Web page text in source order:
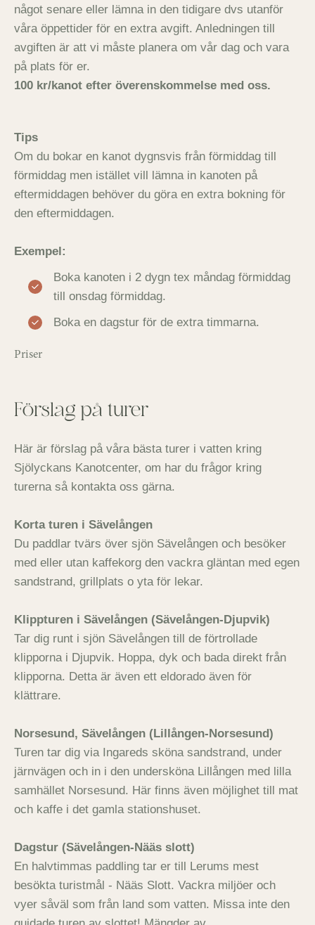
något senare eller lämna in den tidigare dvs utanför
våra öppettider för en extra avgift. Anledningen till
avgiften är att vi måste planera om vår dag och vara
på plats för er.
100 kr/kanot efter överenskommelse med oss.
Tips
Om du bokar en kanot dygnsvis från förmiddag till
förmiddag men istället vill lämna in kanoten på
eftermiddagen behöver du göra en extra bokning för
den eftermiddagen.
Exempel:
Boka kanoten i 2 dygn tex måndag förmiddag
till onsdag förmiddag.
Boka en dagstur för de extra timmarna.
Priser
Förslag på turer
Här är förslag på våra bästa turer i vatten kring
Sjölyckans Kanotcenter, om har du frågor kring
turerna så kontakta oss gärna.
Korta turen i Sävelången
Du paddlar tvärs över sjön Sävelången och besöker
med eller utan kaffekorg den vackra gläntan med egen
sandstrand, grillplats o yta för lekar.
Klippturen i Sävelången (Sävelången-Djupvik)
Tar dig runt i sjön Sävelången till de förtrollade
klipporna i Djupvik. Hoppa, dyk och bada direkt från
klipporna. Detta är även ett eldorado även för
klättrare.
Norsesund, Sävelången (Lillången-Norsesund)
Turen tar dig via Ingareds sköna sandstrand, under
järnvägen och in i den undersköna Lillången med lilla
samhället Norsesund. Här finns även möjlighet till mat
och kaffe i det gamla stationshuset.
Dagstur (Sävelången-Nääs slott)
En halvtimmas paddling tar er till Lerums mest
besökta turistmål - Nääs Slott. Vackra miljöer och
vyer såväl som från land som vatten. Missa inte den